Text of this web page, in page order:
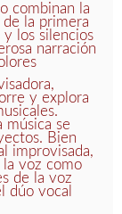
combinan la
la primera
y los silencios
narración
y explora
música se
Bien
improvisada,
la voz como
de la voz
dúo vocal